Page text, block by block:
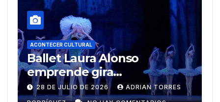
ACONTECER CULTURAL
Muñecos y monotipia
9 DE JULIO DE 2026 MEYLIN PÉREZ